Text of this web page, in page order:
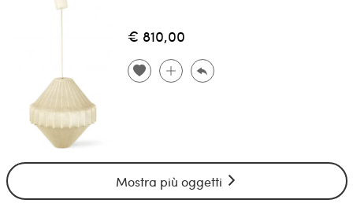
€ 810,00
Mostra più oggetti